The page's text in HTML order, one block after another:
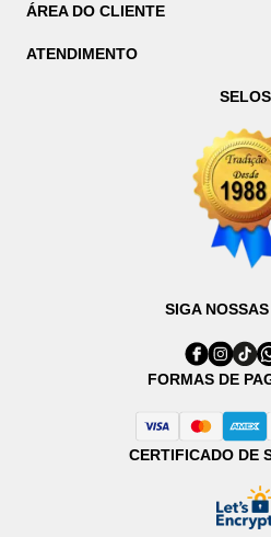
ÁREA DO CLIENTE
ATENDIMENTO
SELOS
SIGA
FORMAS DE
CERTIFICADO DE